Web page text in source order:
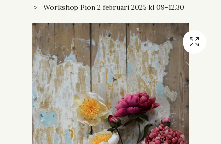
Workshop Pion 2 februari 2025 kl 09-12.30